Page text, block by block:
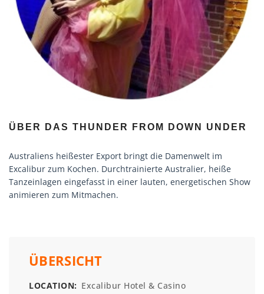
ÜBER DAS THUNDER FROM DOWN UNDER
Australiens heißester Export bringt die Damenwelt im
Excalibur zum Kochen. Durchtrainierte Australier, heiße
Tanzeinlagen eingefasst in einer lauten, energetischen Show
animieren zum Mitmachen.
ÜBERSICHT
LOCATION: Excalibur Hotel & Casino